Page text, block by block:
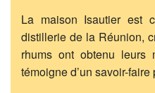
La maison Isautier est
distillerie de la Réunion,
rhums ont obtenu leurs
témoigne d’un savoir-faire